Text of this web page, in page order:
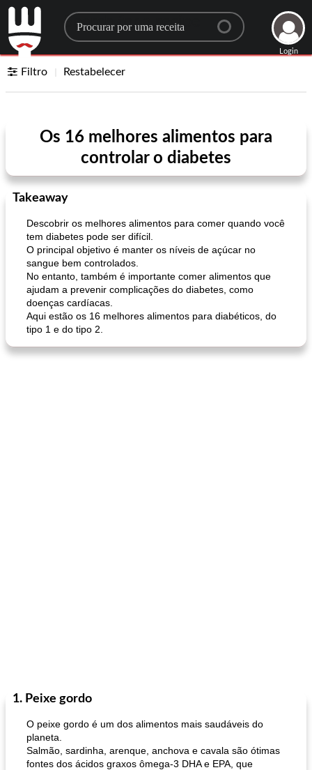
Search for a recipe
Login
Filtro Restabelecer
Os 16 melhores alimentos para
controlar o diabetes
Takeaway
Descobrir os melhores alimentos para comer quando você
tem diabetes pode ser difícil.
O principal objetivo é manter os níveis de açúcar no
sangue bem controlados.
No entanto, também é importante comer alimentos que
ajudam a prevenir complicações do diabetes, como
doenças cardíacas.
Aqui estão os 16 melhores alimentos para diabéticos, do
tipo 1 e do tipo 2.
1. Peixe gordo
O peixe gordo é um dos alimentos mais saudáveis ​​do
planeta.
Salmão, sardinha, arenque, anchova e cavala são ótimas
fontes dos ácidos graxos ômega-3 DHA e EPA, que